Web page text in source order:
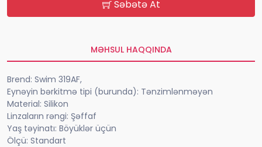
Səbətə At
MƏHSUL HAQQINDA
Brend: Swim 319AF,
Eynəyin bərkitmə tipi (burunda): Tənzimlənməyən
Material: Silikon
Linzaların rəngi: Şəffaf
Yaş təyinatı: Böyüklər üçün
Ölçü: Standart